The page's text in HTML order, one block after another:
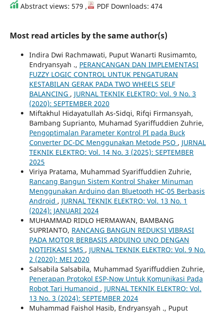
Abstract views: 579 , PDF Downloads: 474
Most read articles by the same author(s)
Indira Dwi Rachmawati, Puput Wanarti Rusimamto,
Endryansyah ., PERANCANGAN DAN IMPLEMENTASI
FUZZY LOGIC CONTROL UNTUK PENGATURAN
KESTABILAN GERAK PADA TWO WHEELS SELF
BALANCING , JURNAL TEKNIK ELEKTRO: Vol. 9 No. 3
(2020): SEPTEMBER 2020
Miftakhul Hidayatullah As-Sidqi, Rifqi Firmansyah,
Bambang Suprianto, Muhamad Syariffuddien Zuhrie,
Pengoptimalan Parameter Kontrol PI pada Buck
Converter DC-DC Menggunakan Metode PSO , JURNAL
TEKNIK ELEKTRO: Vol. 14 No. 3 (2025): SEPTEMBER
2025
Viriya Pratama, Muhammad Syariffuddien Zuhrie,
Rancang Bangun Sistem Kontrol Shaker Minuman
Menggunakan Arduino dan Bluetooth HC-05 Berbasis
Android , JURNAL TEKNIK ELEKTRO: Vol. 13 No. 1
(2024): JANUARI 2024
MUHAMMAD RIDLO HERMAWAN, BAMBANG
SUPRIANTO, RANCANG BANGUN REDUKSI VIBRASI
PADA MOTOR BERBASIS ARDUINO UNO DENGAN
NOTIFIKASI SMS , JURNAL TEKNIK ELEKTRO: Vol. 9 No.
2 (2020): MEI 2020
Salsabila Salsabila, Muhammad Syariffuddien Zuhrie,
Penerapan Protokol ESP-Now Untuk Komunikasi Pada
Robot Tari Humanoid , JURNAL TEKNIK ELEKTRO: Vol.
13 No. 3 (2024): SEPTEMBER 2024
Muhammad Faishol Hasib, Endryansyah ., Puput